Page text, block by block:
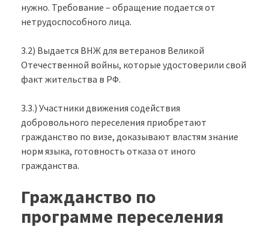
нужно. Требование – обращение подается от
нетрудоспособного лица.
3.2) Выдается ВНЖ для ветеранов Великой
Отечественной войны, которые удостоверили свой
факт жительства в РФ.
3.3.) Участники движения содействия
добровольного переселения приобретают
гражданство по визе, доказывают властям знание
норм языка, готовность отказа от иного
гражданства.
Гражданство по
программе переселения